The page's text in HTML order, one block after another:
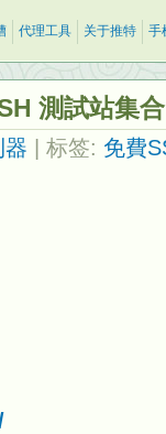
代理工具 关于推特 手
測試站集合
器 | 标签: 免費